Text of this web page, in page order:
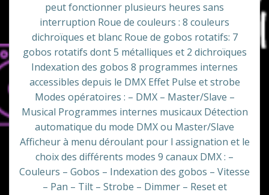
peut fonctionner plusieurs heures sans
interruption Roue de couleurs : 8 couleurs
dichroïques et blanc Roue de gobos rotatifs: 7
gobos rotatifs dont 5 métalliques et 2 dichroïques
Indexation des gobos 8 programmes internes
accessibles depuis le DMX Effet Pulse et strobe
Modes opératoires : – DMX – Master/Slave –
Musical Programmes internes musicaux Détection
automatique du mode DMX ou Master/Slave
Afficheur à menu déroulant pour l assignation et le
choix des différents modes 9 canaux DMX : –
Couleurs – Gobos – Indexation des gobos – Vitesse
– Pan – Tilt – Strobe – Dimmer – Reset et